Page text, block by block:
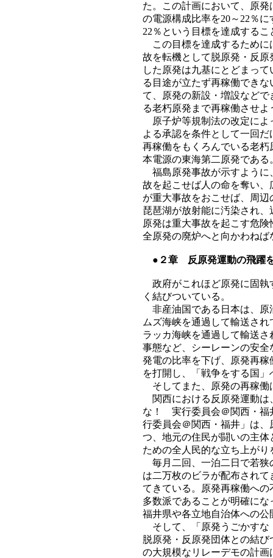
た。この計画において、原
の電源構成比率を20～22％
22％という目標を達成する
この目標を達成するために
故を転機として脱原発・反
した原発は九基にとどまっ
る目途が立たず再稼働でき
て、原発の新設・増設など
る老朽原発まで再稼働させよ
原子炉等規制法の改定によ
よる承認を条件として一回
再稼働をもくろんでいる老
本電源の東海第二原発である
福島原発事故が示すように
故を起こせば人の命を奪い
が重大事故をおこせば、周
琵琶湖が放射能に汚染され
原発は重大事故を起こす危
全原発の廃炉へと向かわねば
●２章 反原発運動の飛躍
政府がこれほど原発に固執
く結びついている。
非産油国である日本は、原
ムズ海峡を通過して輸送さ
ラッカ海峡を通過して輸送
事態など、シーレーンの安
発電の比率を下げ、原発再
を打開し、「戦争をする国
そしてまた、原発の再稼働
関西における反原発運動は
な！ 実行委員会＠関西・福
行委員会＠関西・福井」は
つ、地元の住民が闘いの主
ための全人民的な立ち上が
毎月二回、一泊二日で若狭
は二万枚のビラが配布され
てきている。原発再稼働へ
多数派であることが明確に
福井県や各立地自治体への
そして、「原発うごかすな
脱原発・反原発団体との結
の大規模なリレーデモの計